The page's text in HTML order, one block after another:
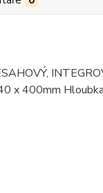
x 400mm